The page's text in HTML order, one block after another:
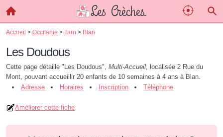
Accueil > Occitanie > Tarn > Blan
Les Doudous
Cette page détaille "Les Doudous", Multi-Accueil, localisée 2 Rue du
Mont, pouvant accueillir 20 enfants de 10 semaines à 4 ans à Blan.
Adresse
Horaires Inscription Téléphone
Améliorer cette fiche